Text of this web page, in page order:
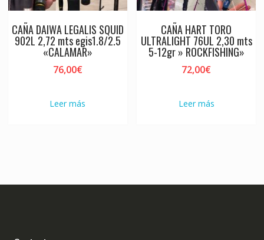
CAÑA DAIWA LEGALIS SQUID
902L 2,72 mts egis1.8/2.5
«CALAMAR»
76,00€
Leer más
CAÑA HART TORO
ULTRALIGHT 76UL 2,30 mts
5-12gr » ROCKFISHING»
72,00€
Leer más